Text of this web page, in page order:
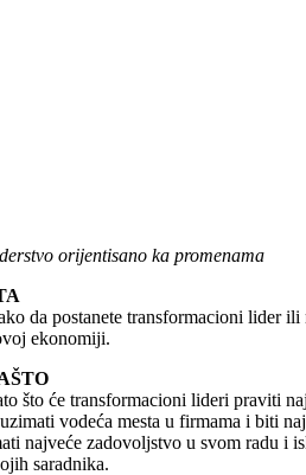
orijentisano ka promenama
da postanete transformacioni lider
ekonomiji.
što će transformacioni lideri praviti
vodeća mesta u firmama i biti
najveće zadovoljstvo u svom radu i
saradnika.